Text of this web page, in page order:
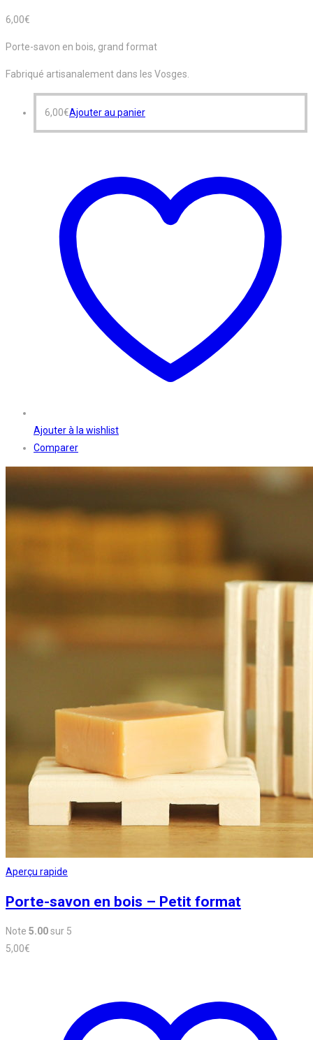
6,00€
Porte-savon en bois, grand format
Fabriqué artisanalement dans les Vosges.
6,00€Ajouter au panier
Ajouter à la wishlist
Comparer
Aperçu rapide
Porte-savon en bois – Petit format
Note 5.00sur 5
5,00€